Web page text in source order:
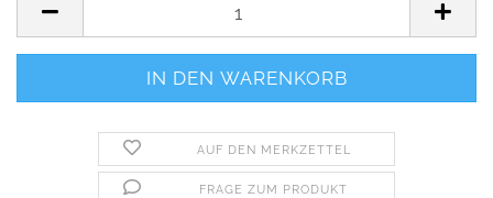
AUF DEN MERKZETTEL
FRAGE ZUM PRODUKT